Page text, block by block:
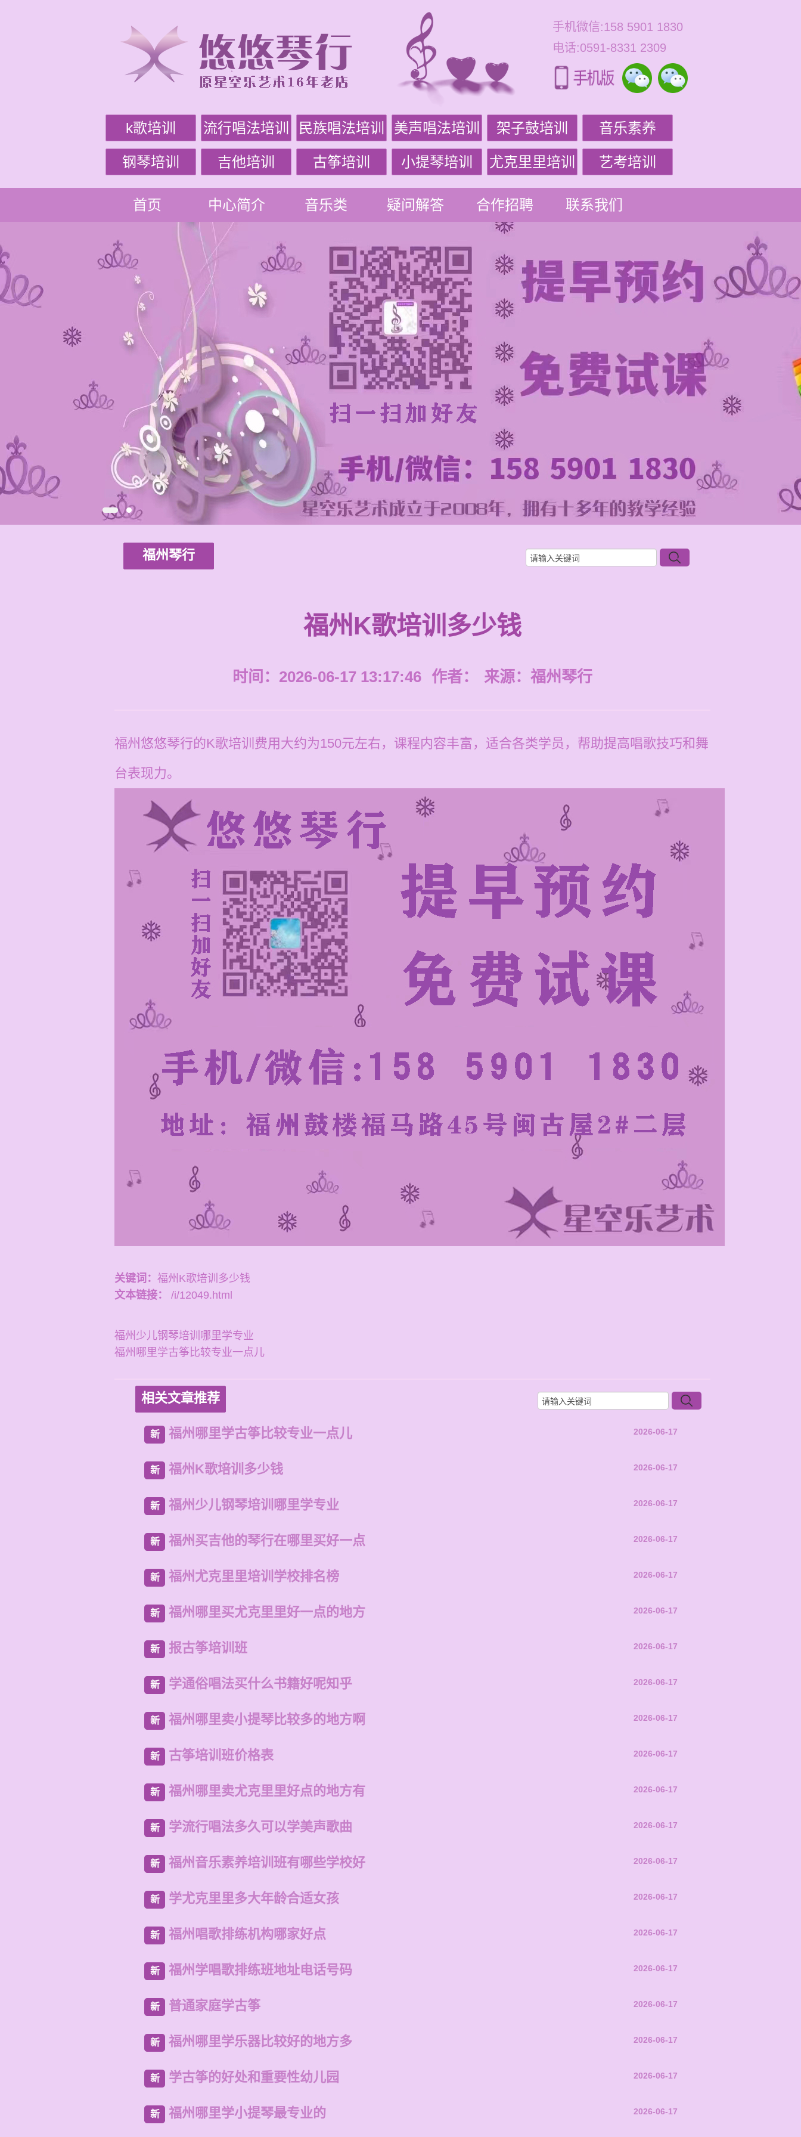
手机微信:158 5901 1830
电话:0591-8331 2309
k歌培训 流行唱法培训 民族唱法培训 美声唱法培训 架子鼓培训 音乐素养
钢琴培训 吉他培训 古筝培训 小提琴培训 尤克里里培训 艺考培训
首页 中心简介 音乐类 疑问解答 合作招聘 联系我们
福州琴行
福州K歌培训多少钱
时间：2026-06-17 13:17:46 作者： 来源： 福州琴行
福州悠悠琴行的K歌培训费用大约为150元左右，课程内容丰富，适合各类学员，帮助提高唱歌技巧和舞
台表现力。
关键词： 福州K歌培训多少钱
文本链接：
/i/12049.html
福州少儿钢琴培训哪里学专业
福州哪里学古筝比较专业一点儿
相关文章推荐
新 福州哪里学古筝比较专业一点儿 2026-06-17
新 福州K歌培训多少钱 2026-06-17
新 福州少儿钢琴培训哪里学专业 2026-06-17
新 福州买吉他的琴行在哪里买好一点 2026-06-17
新 福州尤克里里培训学校排名榜 2026-06-17
新 福州哪里买尤克里里好一点的地方 2026-06-17
新 报古筝培训班 2026-06-17
新 学通俗唱法买什么书籍好呢知乎 2026-06-17
新 福州哪里卖小提琴比较多的地方啊 2026-06-17
新 古筝培训班价格表 2026-06-17
新 福州哪里卖尤克里里好点的地方有 2026-06-17
新 学流行唱法多久可以学美声歌曲 2026-06-17
新 福州音乐素养培训班有哪些学校好 2026-06-17
新 学尤克里里多大年龄合适女孩 2026-06-17
新 福州唱歌排练机构哪家好点 2026-06-17
新 福州学唱歌排练班地址电话号码 2026-06-17
新 普通家庭学古筝 2026-06-17
新 福州哪里学乐器比较好的地方多 2026-06-17
新 学古筝的好处和重要性幼儿园 2026-06-17
新 福州哪里学小提琴最专业的 2026-06-17